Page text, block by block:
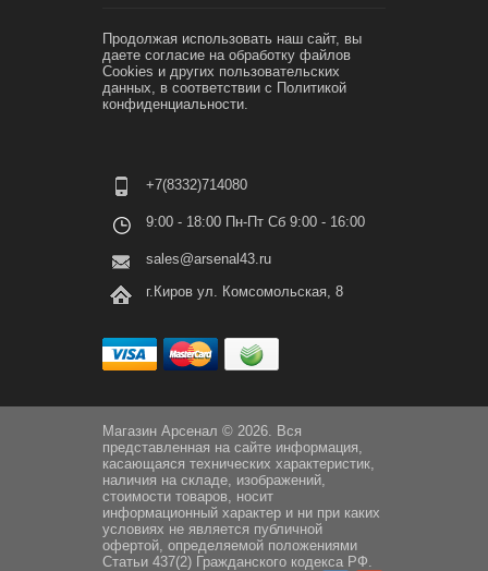
Продолжая использовать наш сайт, вы
даете согласие на обработку файлов
Cookies и других пользовательских
данных, в соответствии с Политикой
конфиденциальности.
+7(8332)714080
9:00 - 18:00 Пн-Пт Сб 9:00 - 16:00
sales@arsenal43.ru
г.Киров ул. Комсомольская, 8
Магазин Арсенал © 2026. Вся
представленная на сайте информация,
касающаяся технических характеристик,
наличия на складе, изображений,
стоимости товаров, носит
информационный характер и ни при каких
условиях не является публичной
офертой, определяемой положениями
Статьи 437(2) Гражданского кодекса РФ.